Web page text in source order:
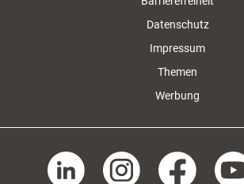
Datenschutz
Impressum
Themen
Werbung